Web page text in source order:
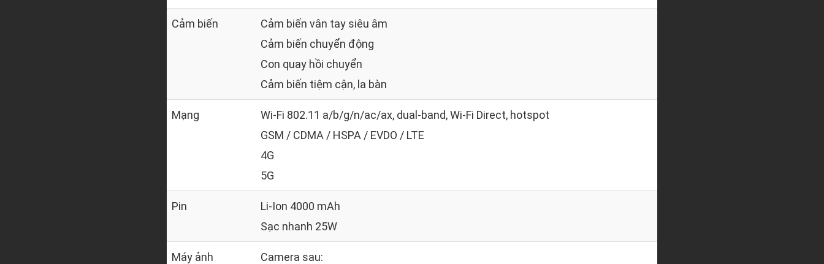
Cảm biến
Cảm biến vân tay siêu âm
Cảm biến chuyển động
Con quay hồi chuyển
Cảm biến tiệm cận, la bàn
Mạng
Wi-Fi 802.11 a/b/g/n/ac/ax, dual-band, Wi-Fi Direct, hotspot
GSM / CDMA / HSPA / EVDO / LTE
4G
5G
Pin
Li-Ion 4000 mAh
Sạc nhanh 25W
Máy ảnh
Camera sau: